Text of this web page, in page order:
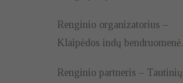
Renginio organizatorius –
Klaipėdos indų bendruomenė.
Renginio partneris – Tautinių